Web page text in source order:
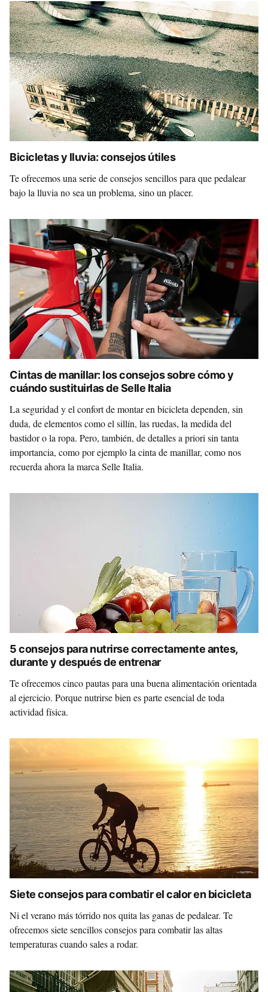
Bicicletas y lluvia: consejos útiles
Te ofrecemos una serie de consejos sencillos para que pedalear
bajo la lluvia no sea un problema, sino un placer.
Cintas de manillar: los consejos sobre cómo y
cuándo sustituirlas de Selle Italia
La seguridad y el confort de montar en bicicleta dependen, sin
duda, de elementos como el sillín, las ruedas, la medida del
bastidor o la ropa. Pero, también, de detalles a priori sin tanta
importancia, como por ejemplo la cinta de manillar, como nos
recuerda ahora la marca Selle Italia.
5 consejos para nutrirse correctamente antes,
durante y después de entrenar
Te ofrecemos cinco pautas para una buena alimentación orientada
al ejercicio. Porque nutrirse bien es parte esencial de toda
actividad física.
Siete consejos para combatir el calor en bicicleta
Ni el verano más tórrido nos quita las ganas de pedalear. Te
ofrecemos siete sencillos consejos para combatir las altas
temperaturas cuando sales a rodar.